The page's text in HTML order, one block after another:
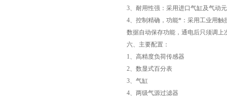
3、耐用性强：采用进口气缸及气动
4、控制精确，功能*：采用工业用
数据自动保存功能，通电后只须调
六、主要配置：
1、高精度负荷传感器
2、数显式百分表
3、气缸
4、两级气源过滤器